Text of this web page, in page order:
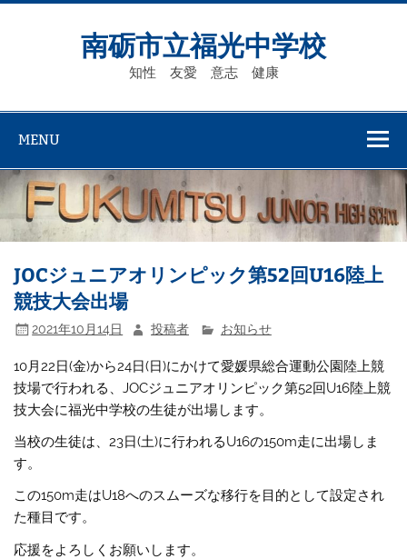
Skip
南砺市立福光中学校
知性 友愛 意志 健康
MENU
JOCジュニアオリンピック第52回U16陸上
競技大会出場
2021年10月14日 投稿者 お知らせ
10月22日(金)から24日(日)にかけて愛媛県総合運動公園陸上競
技場で行われる、JOCジュニアオリンピック第52回U16陸上競
技大会に福光中学校の生徒が出場します。
当校の生徒は、23日(土)に行われるU16の150m走に出場しま
す。
この150m走はU18へのスムーズな移行を目的として設定され
た種目です。
応援をよろしくお願いします。